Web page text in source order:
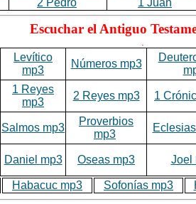
Escuchar el Antiguo
Levítico
mp3
Números mp3
1 Reyes
mp3
2 Reyes mp3 1
Salmos mp3
Proverbios
mp3
Daniel mp3 Oseas mp3 Joel
Habacuc mp3 Sofonías mp3